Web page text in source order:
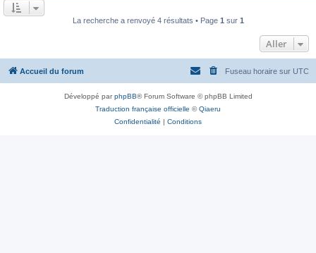
La recherche a renvoyé 4 résultats • Page 1 sur 1
Aller
Accueil du forum Fuseau horaire sur UTC
Développé parphpBB® Forum Software © phpBB Limited
Traduction française officielle ©Qiaeru
Confidentialité | Conditions